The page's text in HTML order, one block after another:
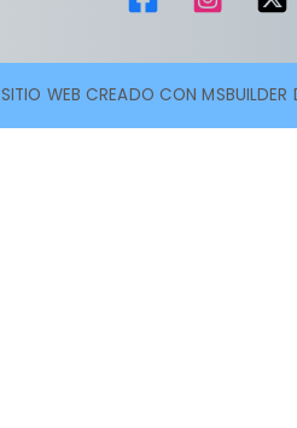
SITIO WEB CREADO CON